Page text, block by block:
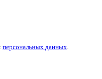
персональных данных.